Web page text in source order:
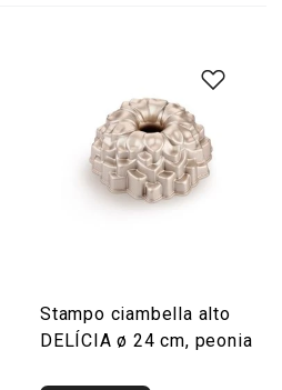
Stampo ciambella alto
DELÍCIA ø 24 cm, peonia